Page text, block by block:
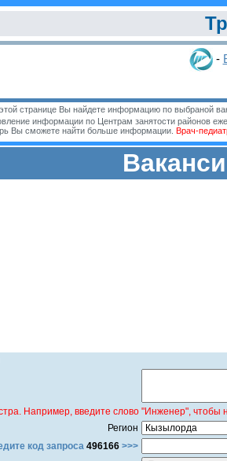
-
странице Вы найдете информацию по выбраной
информации по Центрам занятости районов
Вы сможете найти больше информации. Врач-
Например, введите слово "Инженер",
Регион
код запроса 496166 >>>